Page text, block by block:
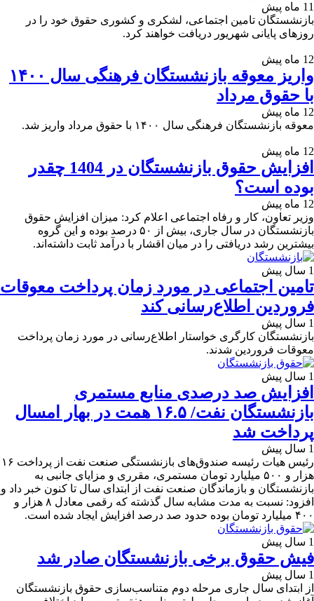
11 ماه پیش
بازنشستگان تامین اجتماعی، لشکری و کشوری حقوق خود را در
روزهای پایانی شهریور دریافت خواهند کرد.
12 ماه پیش
واریز معوقه بازنشستگان فرهنگی سال ۱۴۰۰
با حقوق مرداد
12 ماه پیش
معوقه بازنشستگان فرهنگی سال ۱۴۰۰ با حقوق مرداد واریز شد.
12 ماه پیش
افزایش حقوق بازنشستگان در 1404 چقدر
بوده است؟
12 ماه پیش
وزیر تعاون، کار و رفاه اجتماعی اعلام کرد: میزان افزایش حقوق
بازنشستگان در سال جاری، بیش از ۵۰ درصد بوده و این گروه
بیشترین رشد دریافتی را در میان اقشار با درآمد ثابت داشته‌اند.
1 سال پیش
تامین اجتماعی در مورد زمان پرداخت معوقات
فروردین اطلاع‌رسانی کند
1 سال پیش
بازنشستگان کارگری خواستار اطلاع‌رسانی در مورد زمان پرداخت
معوقات فروردین شدند.
1 سال پیش
افزایش صد درصدی منابع مستمری
بازنشستگان نفت/ ۱۶.۵ همت در بهار امسال
پرداخت شد
1 سال پیش
رئیس هیات رئیسه صندوق‌های بازنشستگی صنعت نفت از پرداخت ۱۶
هزار و ۵۰۰ میلیارد تومان مستمری، مقرری و مزایای جانبی به
بازنشستگان و بازماندگان صنعت نفت از ابتدای سال تا کنون خبر داد و
افزود: نسبت به مدت مشابه سال گذشته که رقمی معادل ۸ هزار و
۴۰۰ میلیارد تومان بوده حدود صد درصد افزایش ایجاد شده است.
1 سال پیش
فیش حقوق برخی بازنشستگان صادر شد
1 سال پیش
از ابتدای سال جاری مرحله دوم متناسب‌سازی حقوق بازنشستگان